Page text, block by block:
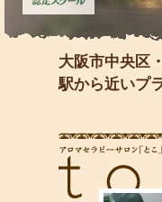
大阪市中央区
駅から近いプ